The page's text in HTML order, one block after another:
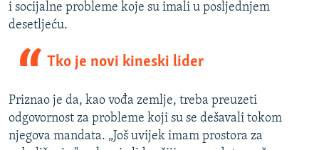
i socijalne probleme koje su imali u posljednjem
desetljeću.
Tko je novi kineski lider
Priznao je da, kao vođa zemlje, treba preuzeti
odgovornost za probleme koji su se dešavali tokom
njegova mandata. „Još uvijek imam prostora za